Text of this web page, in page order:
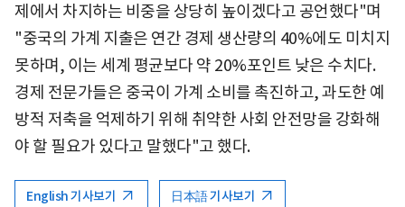
제에서 차지하는 비중을 상당히 높이겠다고 공언했다"며
"중국의 가계 지출은 연간 경제 생산량의 40%에도 미치지
못하며, 이는 세계 평균보다 약 20%포인트 낮은 수치다.
경제 전문가들은 중국이 가계 소비를 촉진하고, 과도한 예
방적 저축을 억제하기 위해 취약한 사회 안전망을 강화해
야 할 필요가 있다고 말했다"고 했다.
English 기사보기 日本語 기사보기